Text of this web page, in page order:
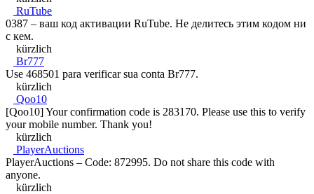
RuTube
0387 – ваш код активации RuTube. Не делитесь этим кодом ни
с кем.
kürzlich
Br777
Use 468501 para verificar sua conta Br777.
kürzlich
Qoo10
[Qoo10] Your confirmation code is 283170. Please use this to verify
your mobile number. Thank you!
kürzlich
PlayerAuctions
PlayerAuctions – Code: 872995. Do not share this code with
anyone.
kürzlich